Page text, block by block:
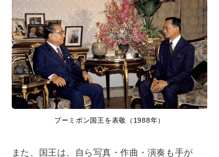
プーミポン国王を表敬（1988年）
また、国王は、自ら写真・作曲・演奏も手が